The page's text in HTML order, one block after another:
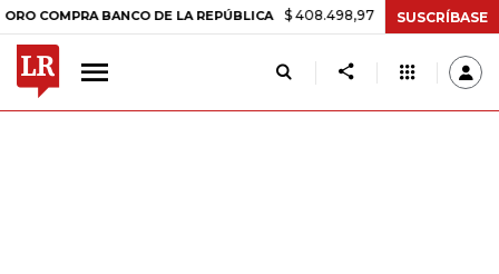
BANCO DE LA REPÚBLICA $ 408.498,97 +$ 8.753,81 +2,19%
SUSCRÍBASE